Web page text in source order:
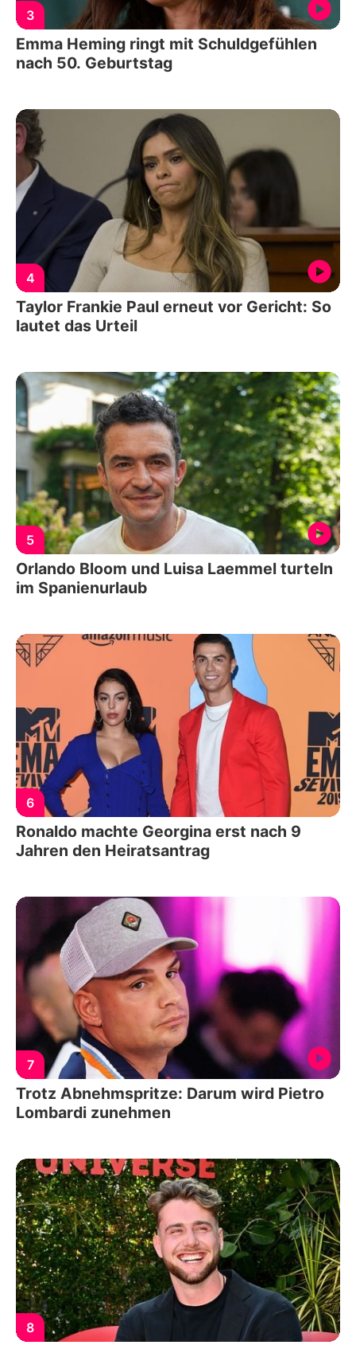
3
Emma Heming ringt mit Schuldgefühlen
nach 50. Geburtstag
4
Taylor Frankie Paul erneut vor Gericht: So
lautet das Urteil
5
Orlando Bloom und Luisa Laemmel turteln
im Spanienurlaub
6
Ronaldo machte Georgina erst nach 9
Jahren den Heiratsantrag
7
Trotz Abnehmspritze: Darum wird Pietro
Lombardi zunehmen
8